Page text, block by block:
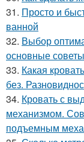
31. Просто и
ванной
32. Выбор
основные советы
33. Какая
без.
34. Кровать с
механизмом.
подъемным